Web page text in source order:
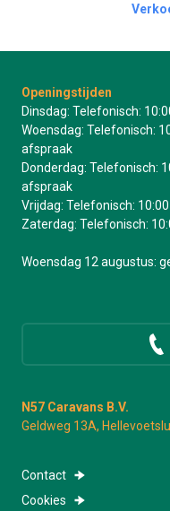
Openingstijden
Dinsdag: Telefonisch:
Woensdag: Telefonisch:
afspraak
Donderdag: Telefonisch:
afspraak
Vrijdag: Telefonisch:
Zaterdag: Telefonisch:
Woensdag 12 augustus:
N57 Caravans B.V.
Geldweg 13A,
Contact
Cookies